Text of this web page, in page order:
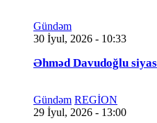
Gündəm
30 İyul, 2026 - 10:33
Əhməd Davudoğlu
Gündəm REGİON
29 İyul, 2026 - 13:00